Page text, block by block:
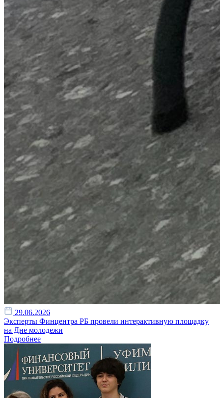
29.06.2026
Эксперты Финцентра РБ провели интерактивную площадку
на Дне молодежи
Подробнее